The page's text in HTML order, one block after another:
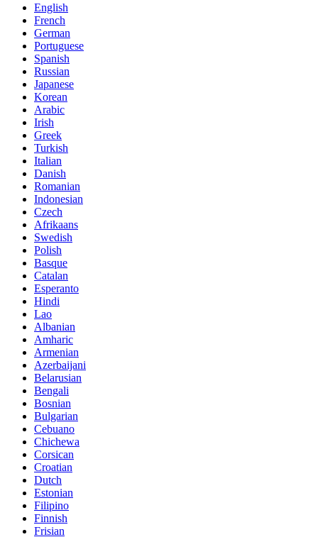
English
French
German
Portuguese
Spanish
Russian
Japanese
Korean
Arabic
Irish
Greek
Turkish
Italian
Danish
Romanian
Indonesian
Czech
Afrikaans
Swedish
Polish
Basque
Catalan
Esperanto
Hindi
Lao
Albanian
Amharic
Armenian
Azerbaijani
Belarusian
Bengali
Bosnian
Bulgarian
Cebuano
Chichewa
Corsican
Croatian
Dutch
Estonian
Filipino
Finnish
Frisian